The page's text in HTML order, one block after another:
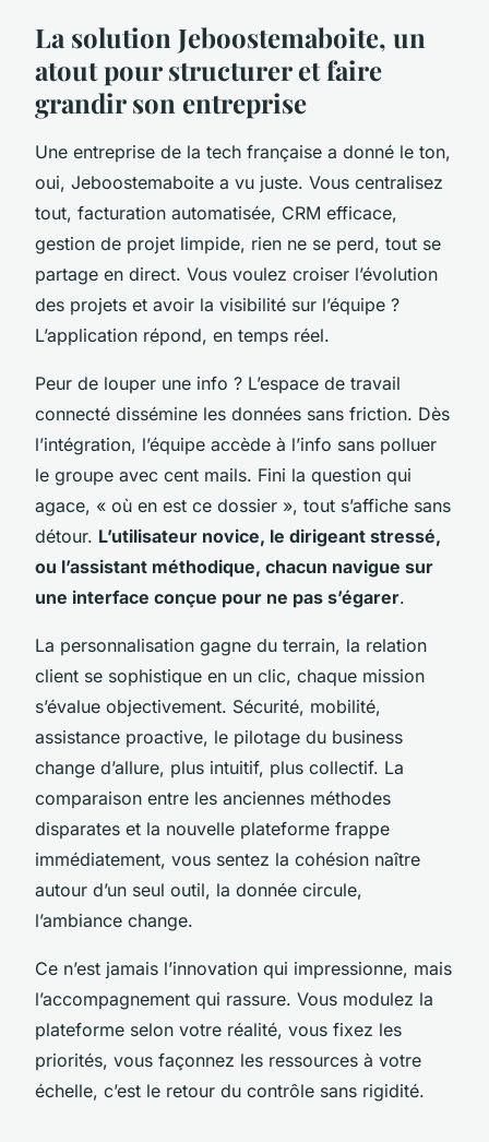
La solution Jeboostemaboite, un
atout pour structurer et faire
grandir son entreprise
Une entreprise de la tech française a donné le ton,
oui, Jeboostemaboite a vu juste. Vous centralisez
tout, facturation automatisée, CRM efficace,
gestion de projet limpide, rien ne se perd, tout se
partage en direct. Vous voulez croiser l’évolution
des projets et avoir la visibilité sur l’équipe ?
L’application répond, en temps réel.
Peur de louper une info ? L’espace de travail
connecté dissémine les données sans friction. Dès
l’intégration, l’équipe accède à l’info sans polluer
le groupe avec cent mails. Fini la question qui
agace, « où en est ce dossier », tout s’affiche sans
détour. L’utilisateur novice, le dirigeant stressé,
ou l’assistant méthodique, chacun navigue sur
une interface conçue pour ne pas s’égarer.
La personnalisation gagne du terrain, la relation
client se sophistique en un clic, chaque mission
s’évalue objectivement. Sécurité, mobilité,
assistance proactive, le pilotage du business
change d’allure, plus intuitif, plus collectif. La
comparaison entre les anciennes méthodes
disparates et la nouvelle plateforme frappe
immédiatement, vous sentez la cohésion naître
autour d’un seul outil, la donnée circule,
l’ambiance change.
Ce n’est jamais l’innovation qui impressionne, mais
l’accompagnement qui rassure. Vous modulez la
plateforme selon votre réalité, vous fixez les
priorités, vous façonnez les ressources à votre
échelle, c’est le retour du contrôle sans rigidité.